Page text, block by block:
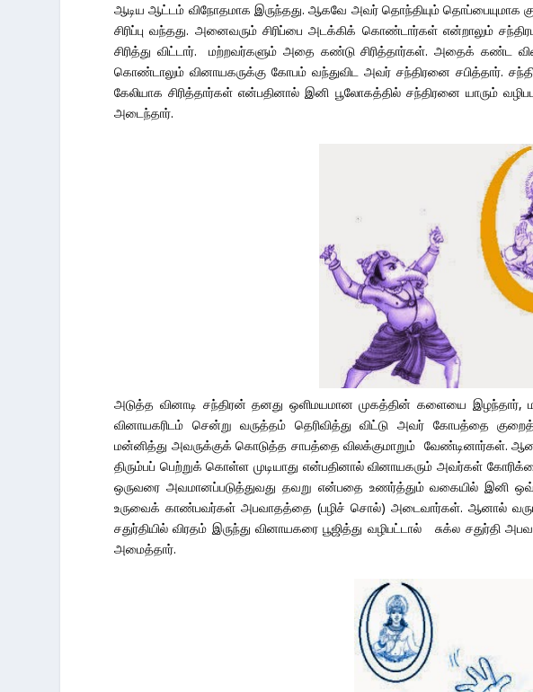
ஆடிய ஆட்டம் விநோதமாக இருந்தது. ஆகவே அவர் தொந்தியும் தொப்பையுமாக
சிரிப்பு வந்தது. அனைவரும் சிரிப்பை அடக்கிக் கொண்டார்கள் என்றாலும்
சிரித்து விட்டார். மற்றவர்களும் அதை கண்டு சிரித்தார்கள். அதைக் கண்ட
கொண்டாலும் வினாயகருக்கு கோபம் வந்துவிட அவர் சந்திரனை சபித்தார்.
கேலியாக சிரித்தார்கள் என்பதினால் இனி பூலோகத்தில் சந்திரனை யாரும்
அடைந்தார்.
அடுத்த வினாடி சந்திரன் தனது ஒளிமயமான முகத்தின் களையை
வினாயகரிடம் சென்று வருத்தம் தெரிவித்து விட்டு அவர் கோபத்தை
மன்னித்து அவருக்குக் கொடுத்த சாபத்தை விலக்குமாறும் வேண்டினார்கள்.
திரும்பப் பெற்றுக் கொள்ள முடியாது என்பதினால் வினாயகரும் அவர்கள்
ஒருவரை அவமானப்படுத்துவது தவறு என்பதை உணர்த்தும் வகையில் இனி
உருவைக் காண்பவர்கள் அபவாதத்தை (பழிச் சொல்) அடைவார்கள். ஆனால்
சதுர்தியில் விரதம் இருந்து வினாயகரை பூஜித்து வழிபட்டால் சுக்ல
அமைத்தார்.